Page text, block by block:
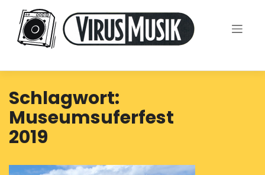
content
Schlagwort:
Museumsuferfest
2019